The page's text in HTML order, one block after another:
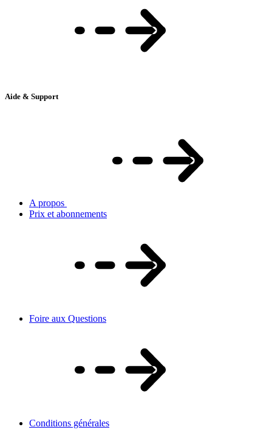
Aide & Support
A propos
Prix et abonnements
Foire aux Questions
Conditions générales